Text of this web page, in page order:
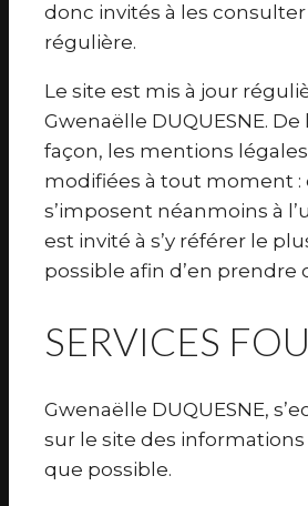
donc invités à les
régulière.
Le site est mis à jour
Gwenaëlle DUQUESNE.
façon, les mentions
modifiées à tout moment :
s’imposent néanmoins à
est invité à s’y référer le
possible afin d’en prendre
SERVICES
Gwenaëlle DUQUESNE,
sur le site des informations
que possible.